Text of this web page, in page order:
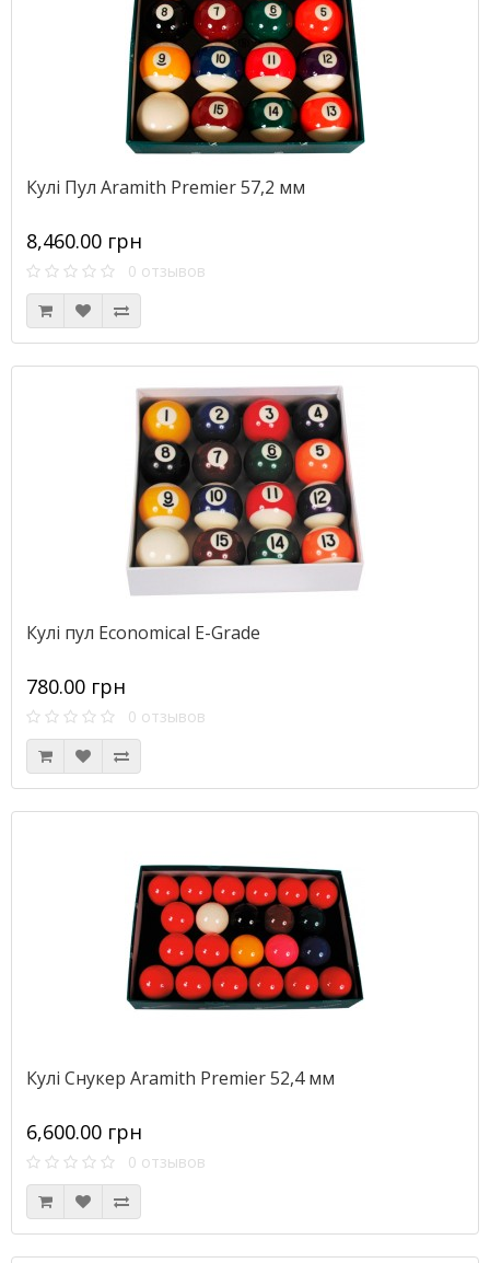
Кулі Пул Aramith Premier 57,2 мм
8,460.00 грн
0 отзывов
Кулі пул Economical E-Grade
780.00 грн
0 отзывов
Кулі Снукер Aramith Premier 52,4 мм
6,600.00 грн
0 отзывов